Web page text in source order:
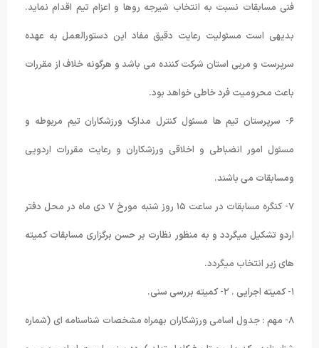
فنی مسابقات نسبت به انتخاب شیرجه روها و اعزام تیم اقدام نماید.
بدیهی است مسئولیت رعایت دقیق مفاد این دستورالعمل به عهده
سرپرست و مربی استان شرکت کننده می باشد و هرگونه خلاف از مقررات
باعث محرومیت فرد خاطی خواهد بود.
۶- سرپرستان تیم ها مسئول کنترل مدارک ورزشکاران تیم مربوطه و
مسئول امور انضباطی و اخلاقی ورزشکاران و رعایت مقررات اردویی
ومسابقات می باشند.
۷- کنگره مسابقات در ساعت ۱۵ روز شنبه مورخ ۷ دی ماه در محل دفتر
اردو تشکیل میگردد و به منظور نظارت بر حسن برگزاری مسابقات کمیته
های زیر انتخاب میگردد.
۸- مهم : جدول اسامی ورزشکاران بهمراه مشخصات شناسنامه ای (شماره